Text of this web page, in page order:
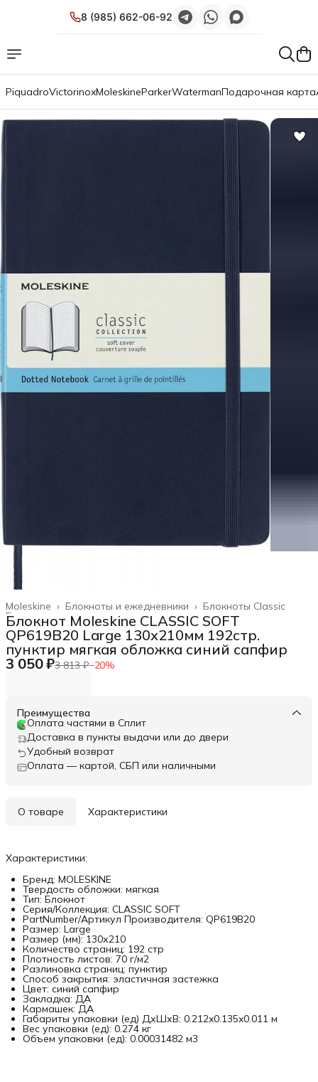
8 (985) 662-06-92
PiquadroVictorinoxMoleskineParkerWatermanПодарочная карта
Блокноты Classic
Блокноты и ежедневники ›
Moleskine ›
Главная ›
Блокнот Moleskine CLASSIC SOFT
QP619B20 Large 130х210мм 192стр.
пунктир мягкая обложка синий сапфир
3 050 ₽3 813 ₽−20%
Преимущества
Оплата частями в Сплит
Доставка в пункты выдачи или до двери
Удобный возврат
Оплата — картой, СБП или наличными
О товаре Характеристики
Характеристики:
Бренд: MOLESKINE
Твердость обложки: мягкая
Тип: Блокнот
Серия/Коллекция: CLASSIC SOFT
PartNumber/Артикул Производителя: QP619B20
Размер: Large
Размер (мм): 130х210
Количество страниц: 192 стр
Плотность листов: 70 г/м2
Разлиновка страниц: пунктир
Способ закрытия: эластичная застежка
Цвет: синий сапфир
Закладка: ДА
Кармашек: ДА
Габариты упаковки (ед) ДхШхВ: 0.212x0.135x0.011 м
Вес упаковки (ед): 0.274 кг
Объем упаковки (ед): 0.00031482 м3